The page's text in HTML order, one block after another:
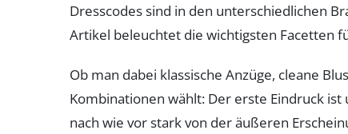
Dresscodes sind in den unterschiedlichen
Artikel beleuchtet die wichtigsten Facetten
Ob man dabei klassische Anzüge, cleane
Kombinationen wählt: Der erste Eindruck
nach wie vor stark von der äußeren